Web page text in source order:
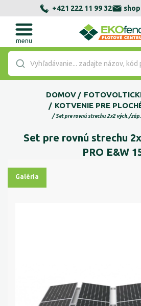
+421 222 11 99 32
menu
Vyhľadávanie... zadajte názov, kód
DOMOV
KOTVENIE PRE
Set pre rovnú strechu 2x2 vých./záp.
Set pre rovnú strechu
PRO E&W
Galéria